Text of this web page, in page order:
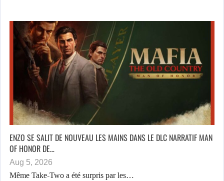
ENZO SE SALIT DE NOUVEAU LES MAINS DANS LE DLC NARRATIF MAN
OF HONOR DE…
Aug 5, 2026
Même Take-Two a été surpris par les…